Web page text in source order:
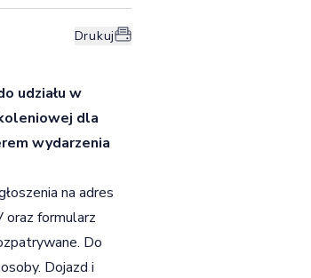
Drukuj
udziału w
dla
wydarzenia
na adres
oraz formularz
Do
Dojazd i